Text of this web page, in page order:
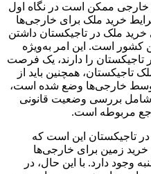
خارجی ممکن است در نگاه اول
خرید ملک برای خارجی‌ها
ملک در تاجیکستان داشتن
کشور است. این امر به‌ویژه
را دارند، یک فرصت
تاجیکستان، همچنین باید از
خارجی‌ها وضع شده است،
شامل بررسی وضعیت قانونی
مربوطه است.
تاجیکستان این است که
زمین برای خارجی‌ها
وجود دارد. با این حال، در